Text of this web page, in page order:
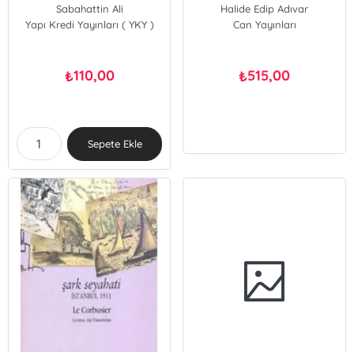
Sabahattin Ali
Yapı Kredi Yayınları ( YKY )
₺110,00
Sepete Ekle
Halide Edip Adıvar
Can Yayınları
₺515,00